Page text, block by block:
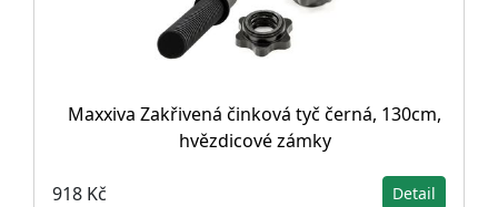
Maxxiva Zakřivená činková tyč černá, 130cm,
hvězdicové zámky
918 Kč Detail